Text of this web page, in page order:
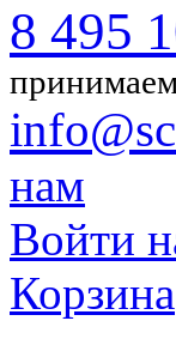
8 495
нам
Войти
Корзина